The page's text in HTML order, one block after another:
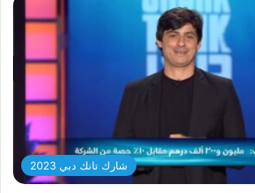
شارك تانك دبي 2023